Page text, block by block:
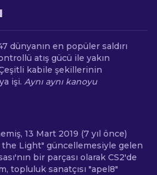
dünyanın en popüler saldırı
atış gücü ile yakın
kabile şekillerinin
işi. Aynı aynı kanoyu
13 Mart 2019 (7 yıl önce)
Light" güncellemesiyle gelen
bir parçası olarak CS2'de
topluluk sanatçısı "apel8"